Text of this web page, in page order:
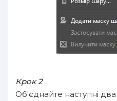
Крок 2
Об'єднайте наступні